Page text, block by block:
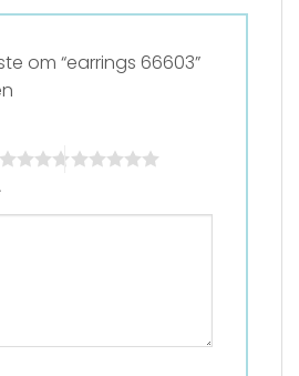
om “earrings 66603”